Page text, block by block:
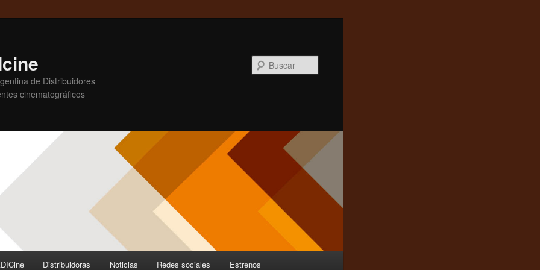
de Distribuidores
cinematográficos
Distribuidoras Noticias Redes sociales Estrenos